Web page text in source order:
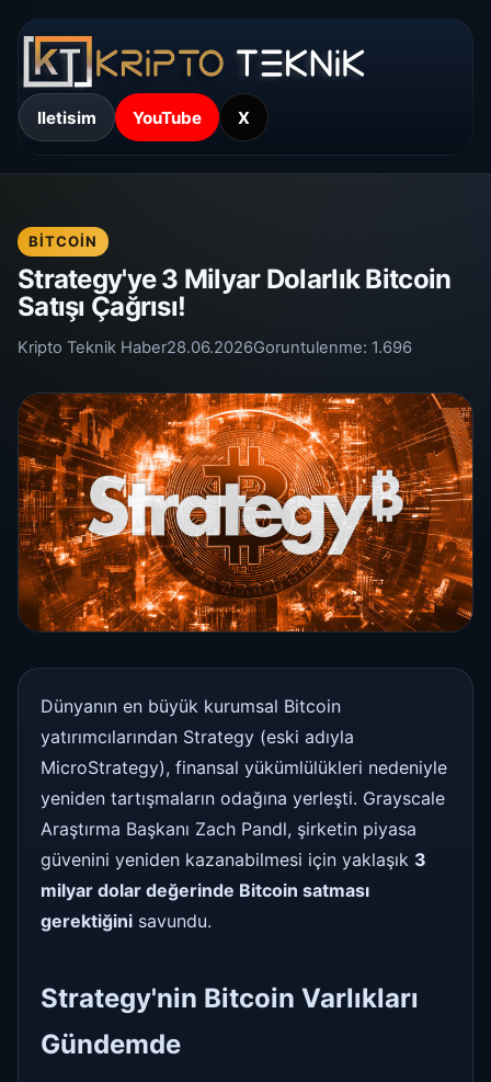
Iletisim YouTube X
BITCOIN
Strategy'ye 3 Milyar Dolarlık Bitcoin
Satışı Çağrısı!
Kripto Teknik Haber28.06.2026Goruntulenme: 1.696
Dünyanın en büyük kurumsal Bitcoin
yatırımcılarından Strategy (eski adıyla
MicroStrategy), finansal yükümlülükleri nedeniyle
yeniden tartışmaların odağına yerleşti. Grayscale
Araştırma Başkanı Zach Pandl, şirketin piyasa
güvenini yeniden kazanabilmesi için yaklaşık 3
milyar dolar değerinde Bitcoin satması
gerektiğini savundu.
Strategy'nin Bitcoin Varlıkları
Gündemde